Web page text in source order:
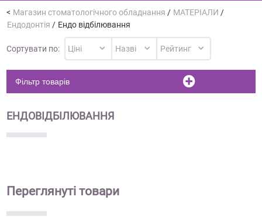
Магазин стоматологічного обладнання / МАТЕРІАЛИ /
Ендодонтія / Ендо відбілювання
Сортувати по:
Фільтр товарів
ЕНДОВІДБІЛЮВАННЯ
Переглянутітовари